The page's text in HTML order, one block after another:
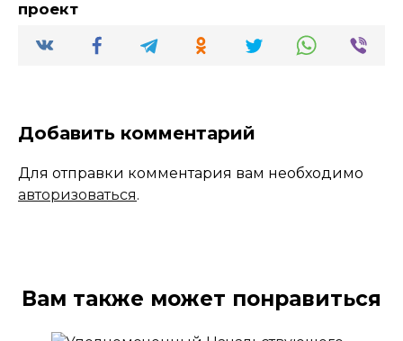
проект
Добавить комментарий
Для отправки комментария вам необходимо
авторизоваться.
Вам также может понравиться